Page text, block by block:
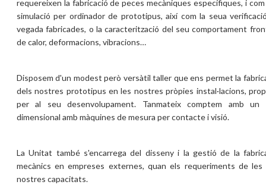
requereixen la fabricació de peces mecàniques específiques, i
simulació per ordinador de prototipus, així com la seua
vegada fabricades, o la caracterització del seu comportament
de calor, deformacions, vibracions…
Disposem d'un modest però versàtil taller que ens permet la
dels nostres prototipus en les nostres pròpies instal·lacions,
per al seu desenvolupament. Tanmateix comptem amb un
dimensional amb màquines de mesura per contacte i visió.
La Unitat també s'encarrega del disseny i la gestió de la
mecànics en empreses externes, quan els requeriments de
nostres capacitats.